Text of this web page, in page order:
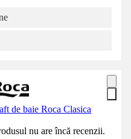
de baie Roca Clasica
nu are încă recenzii.